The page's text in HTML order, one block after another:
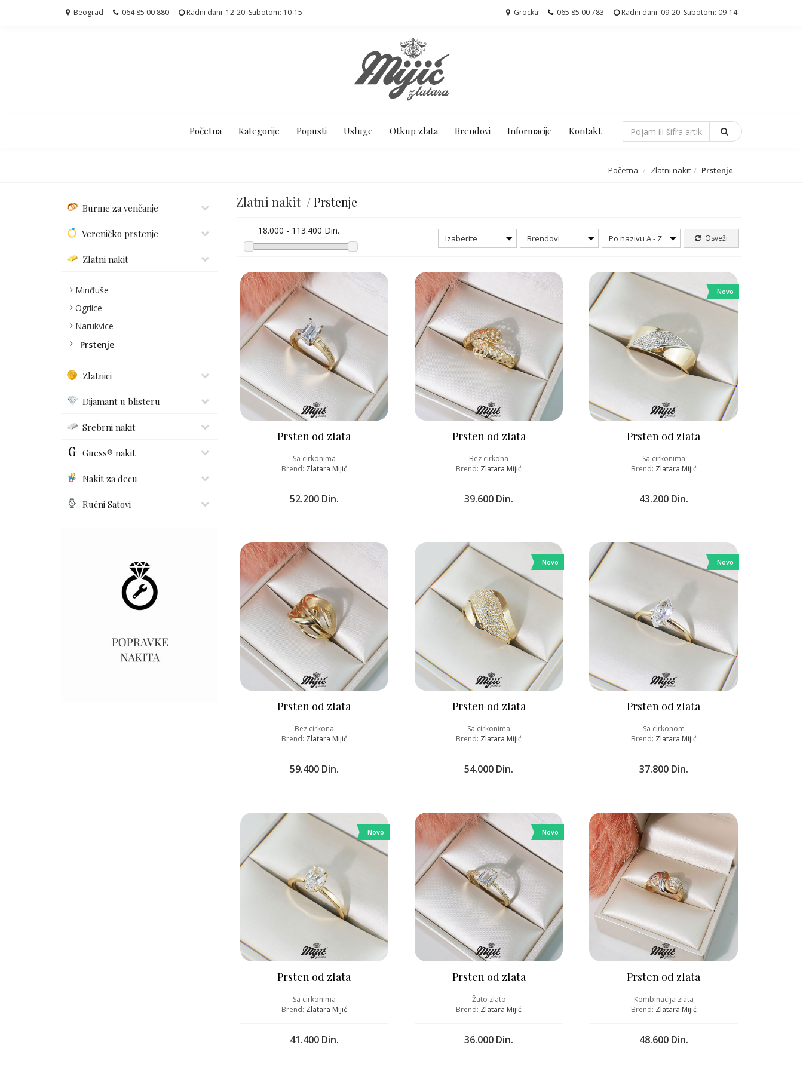
Beograd 064 85 00 880 Radni dani: 12-20 Subotom: 10-15 Grocka 065 85 00 783 Radni dani: 09-20 Subotom: 09-14
Početna Kategorije Popusti Usluge Otkup zlata Brendovi Informacije Kontakt
Početna Zlatni nakit Prstenje
Burme za venčanje
Vereničko prstenje
Zlatni nakit
Minđuše
Ogrlice
Narukvice
Prstenje
Zlatnici
Dijamant u blisteru
Srebrni nakit
Guess® nakit
Nakit za decu
Ručni Satovi
Zlatni nakit /Prstenje
18.000 - 113.400 Din.
Osveži
Po nazivu A - Z
Brendovi
Izaberite
Prsten od zlata
Sa cirkonima
Brend: Zlatara Mijić
52.200 Din.
Prsten od zlata
Bez cirkona
Brend: Zlatara Mijić
39.600 Din.
Novo
Prsten od zlata
Sa cirkonima
Brend: Zlatara Mijić
43.200 Din.
Prsten od zlata
Bez cirkona
Brend: Zlatara Mijić
59.400 Din.
Novo
Prsten od zlata
Sa cirkonima
Brend: Zlatara Mijić
54.000 Din.
Novo
Prsten od zlata
Sa cirkonom
Brend: Zlatara Mijić
37.800 Din.
Novo
Prsten od zlata
Sa cirkonima
Brend: Zlatara Mijić
41.400 Din.
Novo
Prsten od zlata
Žuto zlato
Brend: Zlatara Mijić
36.000 Din.
Prsten od zlata
Kombinacija zlata
Brend: Zlatara Mijić
48.600 Din.